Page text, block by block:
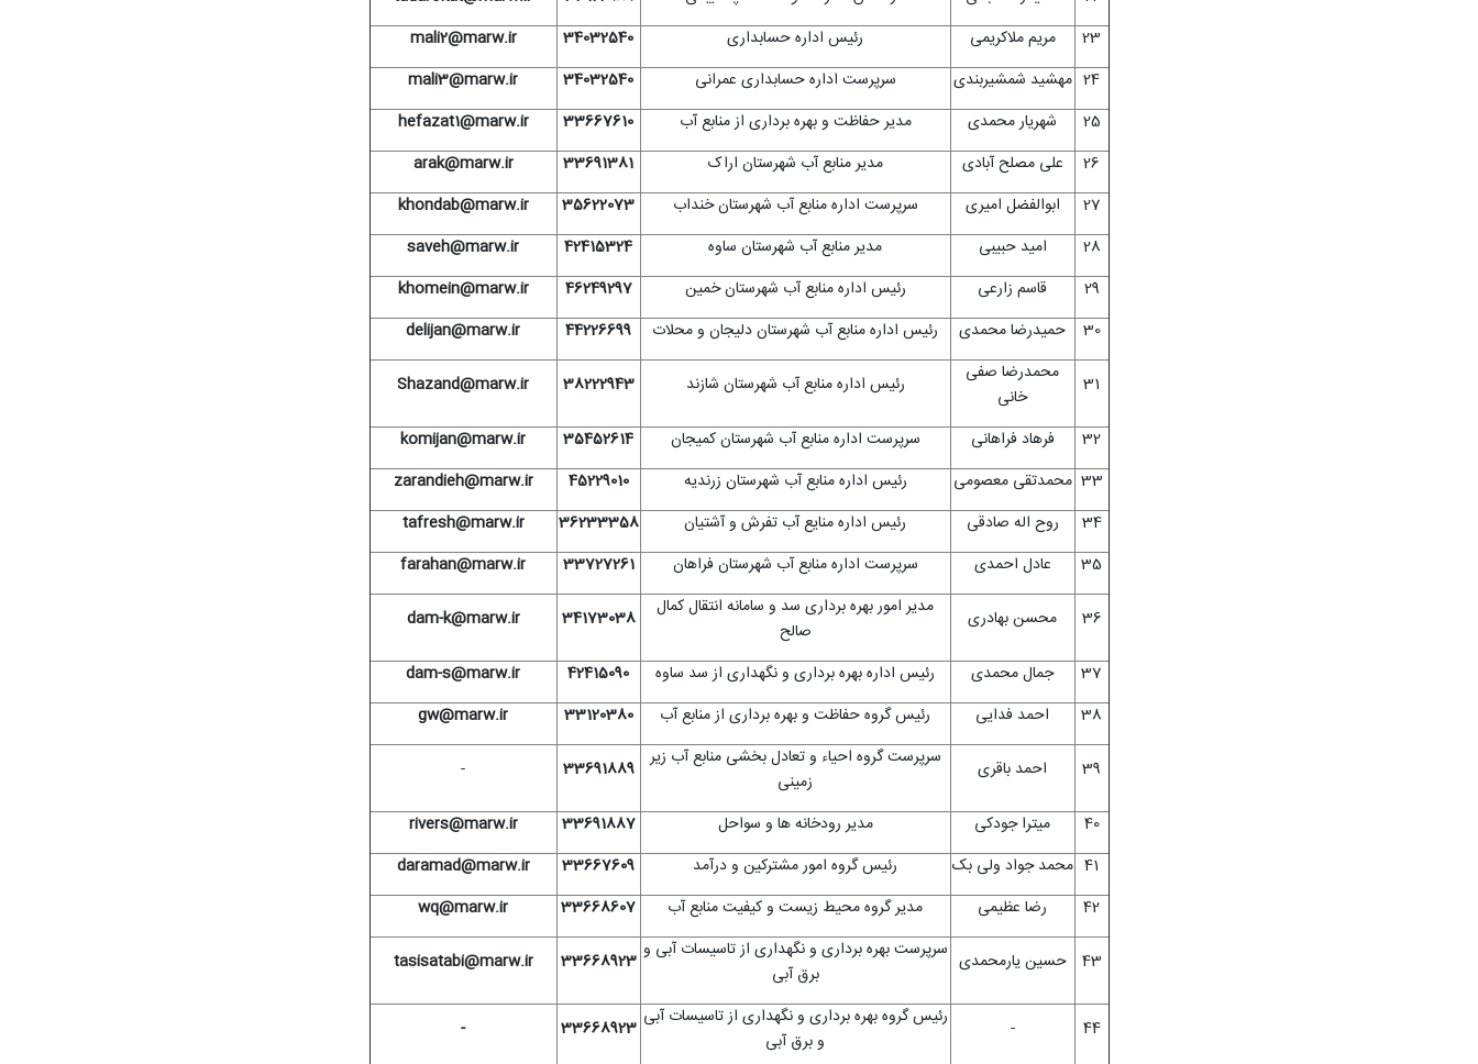
23
مریم ملاکریمی رئیس اداره حسابداری 34032540
mali2@marw.ir
24 مهشید شمشیربندی سرپرست اداره حسابداری عمرانی 34032540
mali3@marw.ir
25
شهریار محمدی مدیر حفاظت و بهره برداری از منابع آب 33667610
hefazat1@marw.ir
26
علی مصلح آبادی مدیر منابع آب شهرستان اراک 33691381
arak@marw.ir
27
ابوالفضل امیری سرپرست اداره منابع آب شهرستان خنداب 35622073
khondab@marw.ir
28
امید حبیبی مدیر منابع آب شهرستان ساوه 42415324
saveh@marw.ir
29
قاسم زارعی رئیس اداره منابع آب شهرستان خمین 46249297
khomein@marw.ir
30
حمیدرضا محمدی رئیس اداره منابع آب شهرستان دلیجان و محلات 44226699
delijan@marw.ir
31
محمدرضا صفی
خانی
رئیس اداره منابع آب شهرستان شازند 38222943
Shazand@marw.ir
32 فرهاد فراهانی سرپرست اداره منابع آب شهرستان کمیجان 35452614
komijan@marw.ir
33 محمدتقی معصومی رئیس اداره منابع آب شهرستان زرندیه 45229010
zarandieh@marw.ir
34
روح اله صادقی رئیس اداره منایع آب تفرش و آشتیان 36233358
tafresh@marw.ir
35
عادل احمدی سرپرست اداره منابع آب شهرستان فراهان 33727261
farahan@marw.ir
36 محسن بهادری
مدیر امور بهره برداری سد و سامانه انتقال کمال
صالح
34173038
dam-k@marw.ir
37 جمال محمدی رئیس اداره بهره برداری و نگهداری از سد ساوه 42415090
dam-s@marw.ir
38
احمد فدایی رئیس گروه حفاظت و بهره برداری از منابع آب 33120380
gw@marw.ir
39 احمد باقری
سرپرست گروه احیاء و تعادل بخشی منابع آب زیر
زمینی
33691889
-
40 میترا جودکی مدیر رودخانه ها و سواحل 33691887
rivers@marw.ir
41 محمد جواد ولی بک رئیس گروه امور مشترکین و درآمد 33667609
daramad@marw.ir
42
رضا عظیمی مدیر گروه محیط زیست و کیفیت منابع آب 33668607
wq@marw.ir
43 حسین یارمحمدی سرپرست بهره برداری و نگهداری از تاسیسات آبی و
برق آبی
33668923
tasisatabi@marw.ir
44
-
رئیس گروه بهره برداری و نگهداری از تاسیسات آبی
و برق آبی
33668923
-